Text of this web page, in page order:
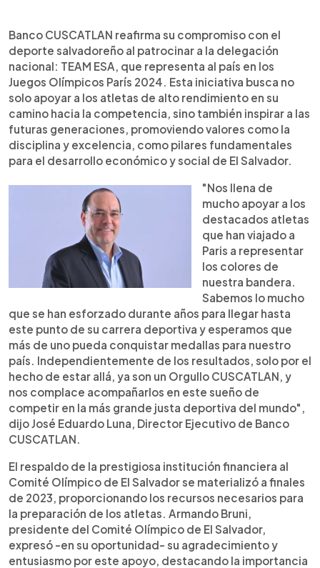
► Escuchar artículo
Banco CUSCATLAN reafirma su compromiso con el
deporte salvadoreño al patrocinar a la delegación
nacional: TEAM ESA, que representa al país en los
Juegos Olímpicos París 2024. Esta iniciativa busca no
solo apoyar a los atletas de alto rendimiento en su
camino hacia la competencia, sino también inspirar a las
futuras generaciones, promoviendo valores como la
disciplina y excelencia, como pilares fundamentales
para el desarrollo económico y social de El Salvador.
"Nos llena de
mucho apoyar a los
destacados atletas
que han viajado a
Paris a representar
los colores de
nuestra bandera.
Sabemos lo mucho
que se han esforzado durante años para llegar hasta
este punto de su carrera deportiva y esperamos que
más de uno pueda conquistar medallas para nuestro
país. Independientemente de los resultados, solo por el
hecho de estar allá, ya son un Orgullo CUSCATLAN, y
nos complace acompañarlos en este sueño de
competir en la más grande justa deportiva del mundo",
dijo José Eduardo Luna, Director Ejecutivo de Banco
CUSCATLAN.
El respaldo de la prestigiosa institución financiera al
Comité Olímpico de El Salvador se materializó a finales
de 2023, proporcionando los recursos necesarios para
la preparación de los atletas. Armando Bruni,
presidente del Comité Olímpico de El Salvador,
expresó -en su oportunidad- su agradecimiento y
entusiasmo por este apoyo, destacando la importancia